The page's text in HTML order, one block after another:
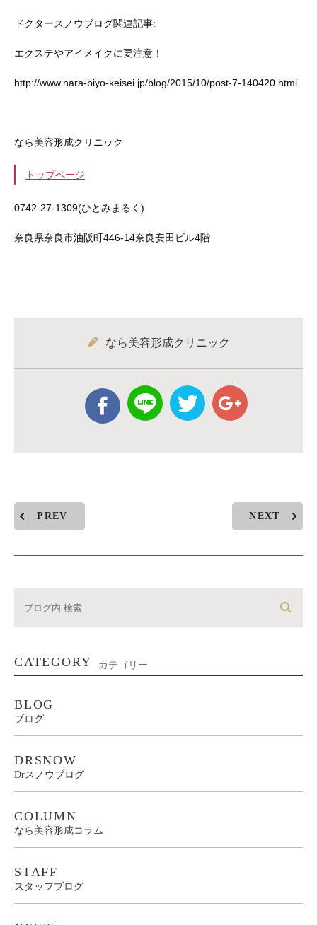
ドクタースノウブログ関連記事:
エクステやアイメイクに要注意！
http://www.nara-biyo-keisei.jp/blog/2015/10/post-7-140420.html
なら美容形成クリニック
トップページ
0742-27-1309(ひとみまるく)
奈良県奈良市油阪町446-14奈良安田ビル4階
なら美容形成クリニック
PREV NEXT
CATEGORY カテゴリー
BLOG
ブログ
DRSNOW
Drスノウブログ
COLUMN
なら美容形成コラム
STAFF
スタッフブログ